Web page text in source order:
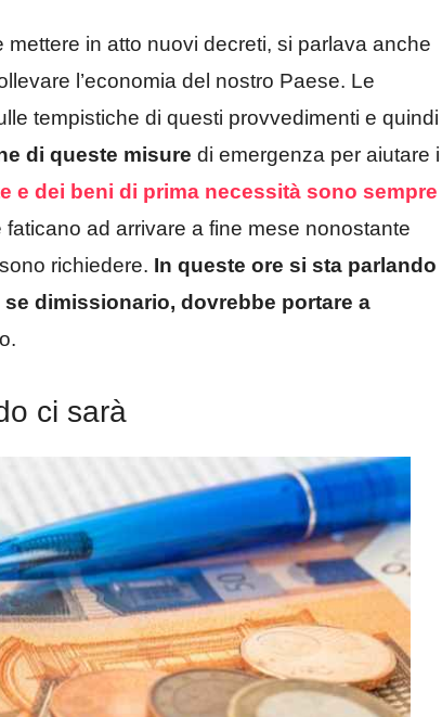
in atto nuovi decreti, si parlava anche
l’economia del nostro Paese. Le
tempistiche di questi provvedimenti e quindi
di queste misure di emergenza per aiutare i
e dei beni di prima necessità sono sempre
faticano ad arrivare a fine mese nonostante
richiedere. In queste ore si sta parlando
dimissionario, dovrebbe portare a
ci sarà